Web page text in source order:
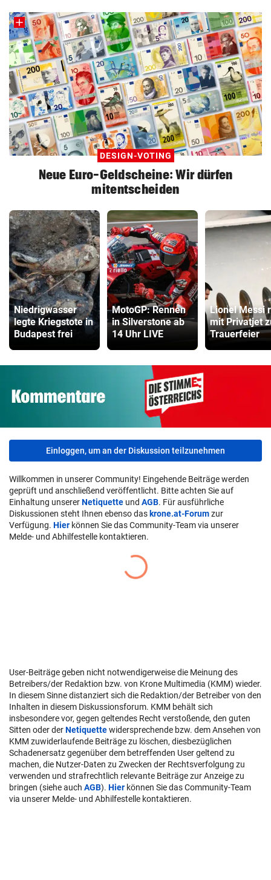
DESIGN-VOTING
Neue Euro-Geldscheine: Wir dürfen
mitentscheiden
Niedrigwasser
legte Kriegstote in
Budapest frei
MotoGP: Rennen
in Silverstone ab
14 Uhr LIVE
Lionel Messi
mit Privatjet
Trauerfeier
Einloggen, um an der Diskussion teilzunehmen
Willkommen in unserer Community! Eingehende Beiträge werden
geprüft und anschließend veröffentlicht. Bitte achten Sie auf
Einhaltung unsererNetiquette und AGB. Für ausführliche
Diskussionen steht Ihnen ebenso das krone.at-Forumzur
Verfügung. Hier können Sie das Community-Team via unserer
Melde- und Abhilfestelle kontaktieren.
User-Beiträge geben nicht notwendigerweise die Meinung des
Betreibers/der Redaktion bzw. von Krone Multimedia (KMM) wieder.
In diesem Sinne distanziert sich die Redaktion/der Betreiber von den
Inhalten in diesem Diskussionsforum. KMM behält sich
insbesondere vor, gegen geltendes Recht verstoßende, den guten
Sitten oder derNetiquettewidersprechende bzw. dem Ansehen von
KMM zuwiderlaufende Beiträge zu löschen, diesbezüglichen
Schadenersatz gegenüber dem betreffenden User geltend zu
machen, die Nutzer-Daten zu Zwecken der Rechtsverfolgung zu
verwenden und strafrechtlich relevante Beiträge zur Anzeige zu
bringen (siehe auch AGB). Hier können Sie das Community-Team
via unserer Melde- und Abhilfestelle kontaktieren.